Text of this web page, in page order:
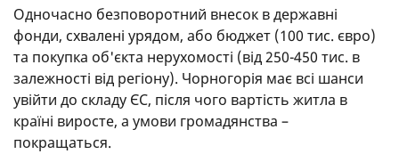
Одночасно безповоротний внесок в державні
фонди, схвалені урядом, або бюджет (100 тис. євро)
та покупка об'єкта нерухомості (від 250-450 тис. в
залежності від регіону). Чорногорія має всі шанси
увійти до складу ЄС, після чого вартість житла в
країні виросте, а умови громадянства –
покращаться.